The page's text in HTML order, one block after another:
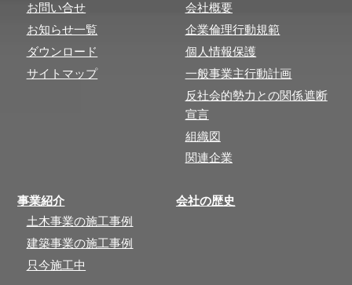
お問い合せ
お知らせ一覧
ダウンロード
サイトマップ
会社概要
企業倫理行動規範
個人情報保護
一般事業主行動計画
反社会的勢力との関係遮断
宣言
組織図
関連企業
事業紹介
土木事業の施工事例
建築事業の施工事例
只今施工中
会社の歴史